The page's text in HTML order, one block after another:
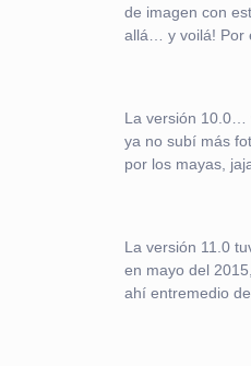
de imagen con
allá… y voilá! Por
La versión 10.0…
ya no subí más
por los mayas,
La versión 11.0
en mayo del
ahí entremedio